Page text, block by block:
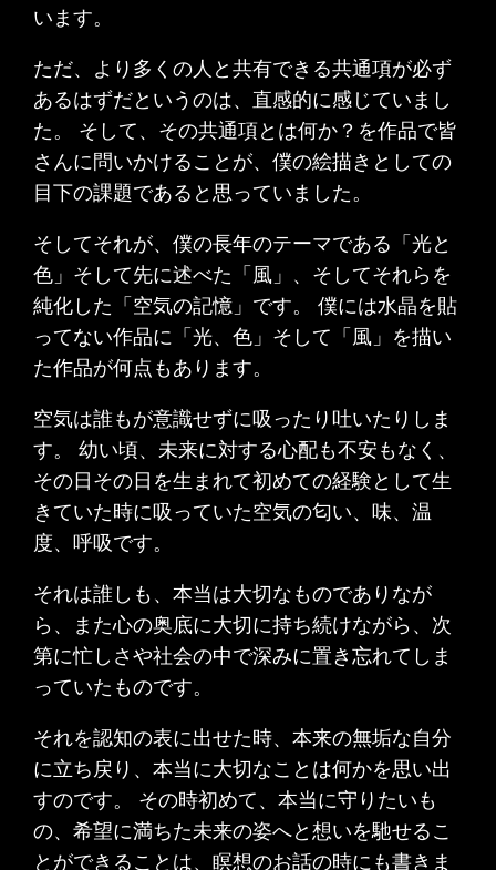
います。
ただ、より多くの人と共有できる共通項が必ず
あるはずだというのは、直感的に感じていまし
た。 そして、その共通項とは何か？を作品で皆
さんに問いかけることが、僕の絵描きとしての
目下の課題であると思っていました。
そしてそれが、僕の長年のテーマである「光と
色」そして先に述べた「風」、そしてそれらを
純化した「空気の記憶」です。 僕には水晶を貼
ってない作品に「光、色」そして「風」を描い
た作品が何点もあります。
空気は誰もが意識せずに吸ったり吐いたりしま
す。 幼い頃、未来に対する心配も不安もなく、
その日その日を生まれて初めての経験として生
きていた時に吸っていた空気の匂い、味、温
度、呼吸です。
それは誰しも、本当は大切なものでありなが
ら、また心の奥底に大切に持ち続けながら、次
第に忙しさや社会の中で深みに置き忘れてしま
っていたものです。
それを認知の表に出せた時、本来の無垢な自分
に立ち戻り、本当に大切なことは何かを思い出
すのです。 その時初めて、本当に守りたいも
の、希望に満ちた未来の姿へと想いを馳せるこ
とができることは、瞑想のお話の時にも書きま